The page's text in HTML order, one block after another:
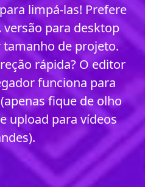
limpá-las! Prefere
para desktop
de projeto.
rápida? O editor
funciona para
fique de olho
upload para vídeos